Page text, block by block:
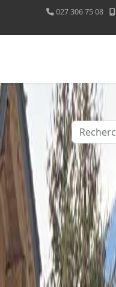
027 306 75 08
Valider